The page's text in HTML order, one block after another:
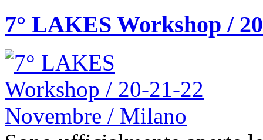
7° LAKES Workshop /